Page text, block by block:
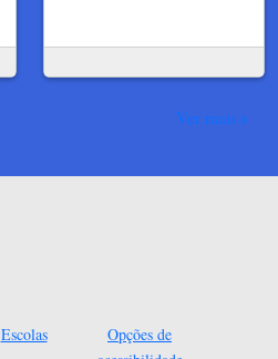
Ver mais
Escolas
Opções de